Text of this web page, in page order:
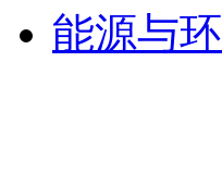
能源与环